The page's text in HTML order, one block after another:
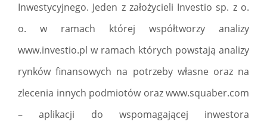
Inwestycyjnego. Jeden z założycieli Investio sp. z o.
o. w ramach której współtworzy analizy
www.investio.pl w ramach których powstają analizy
rynków finansowych na potrzeby własne oraz na
zlecenia innych podmiotów oraz www.squaber.com
– aplikacji do wspomagającej inwestora